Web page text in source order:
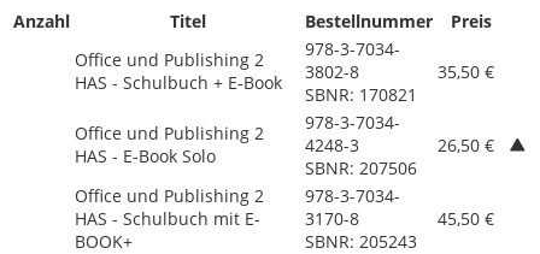
Anzahl Titel Bestellnummer
Preis
Office und Publishing 2
HAS - Schulbuch + E-Book
978-3-7034-
3802-8
SBNR: 170821
35,50 €
Office und Publishing 2
HAS - E-Book Solo
978-3-7034-
4248-3
SBNR: 207506
26,50 €
Office und Publishing 2
HAS - Schulbuch mit E-
BOOK+
978-3-7034-
3170-8
SBNR: 205243
45,50 €